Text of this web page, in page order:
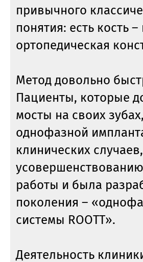
привычного
понятия: есть кость
ортопедическая
Метод довольно
Пациенты, которые
мосты на своих
однофазной
клинических
работы и была
поколения –
системы ROOTT».
Деятельность